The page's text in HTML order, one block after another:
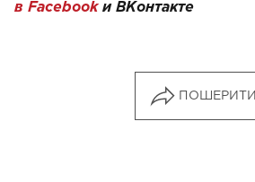
в Facebookи ВКонтакте
ПОШЕРИТИ